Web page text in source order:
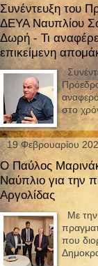
Συνέντευξη του
ΔΕΥΑ Ναυπλίου
Δωρή - Τι
επικείμενη
στο
19 Φεβρουαρίου
Ο Παύλος
Ναύπλιο για την
Αργολίδας
Mε
που